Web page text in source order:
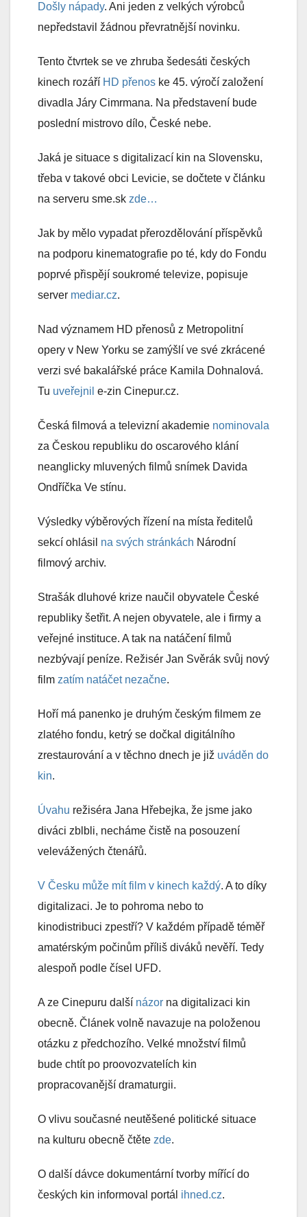
Došly nápady. Ani jeden z velkých výrobců
nepředstavil žádnou převratnější novinku.
Tento čtvrtek se ve zhruba šedesáti českých
kinech rozáří HD přenos ke 45. výročí založení
divadla Járy Cimrmana. Na představení bude
poslední mistrovo dílo, České nebe.
Jaká je situace s digitalizací kin na Slovensku,
třeba v takové obci Levicie, se dočtete v článku
na serveru sme.sk zde…
Jak by mělo vypadat přerozdělování příspěvků
na podporu kinematografie po té, kdy do Fondu
poprvé přispějí soukromé televize, popisuje
server mediar.cz.
Nad významem HD přenosů z Metropolitní
opery v New Yorku se zamýšlí ve své zkrácené
verzi své bakalářské práce Kamila Dohnalová.
Tu uveřejnil e-zin Cinepur.cz.
Česká filmová a televizní akademie nominovala
za Českou republiku do oscarového klání
neanglicky mluvených filmů snímek Davida
Ondříčka Ve stínu.
Výsledky výběrových řízení na místa ředitelů
sekcí ohlásil na svých stránkách Národní
filmový archiv.
Strašák dluhové krize naučil obyvatele České
republiky šetřit. A nejen obyvatele, ale i firmy a
veřejné instituce. A tak na natáčení filmů
nezbývají peníze. Režisér Jan Svěrák svůj nový
film zatím natáčet nezačne.
Hoří má panenko je druhým českým filmem ze
zlatého fondu, ketrý se dočkal digitálního
zrestaurování a v těchno dnech je již uváděn do
kin.
Úvahu režiséra Jana Hřebejka, že jsme jako
diváci zblbli, necháme čistě na posouzení
velevážených čtenářů.
V Česku může mít film v kinech každý. A to díky
digitalizaci. Je to pohroma nebo to
kinodistribuci zpestří? V každém případě téměř
amatérským počinům příliš diváků nevěří. Tedy
alespoň podle čísel UFD.
A ze Cinepuru další názor na digitalizaci kin
obecně. Článek volně navazuje na položenou
otázku z předchozího. Velké množství filmů
bude chtít po proovozvatelích kin
propracovanější dramaturgii.
O vlivu současné neutěšené politické situace
na kulturu obecně čtěte zde.
O další dávce dokumentární tvorby mířící do
českých kin informoval portál ihned.cz.